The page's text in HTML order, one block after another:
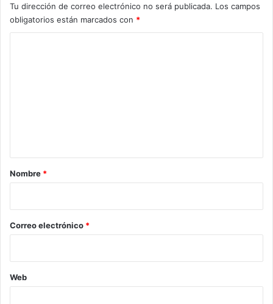
Tu dirección de correo electrónico no será publicada. Los campos
obligatorios están marcados con *
r
*
Nombre *
Correo electrónico *
Web